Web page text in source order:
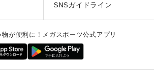
SNSガイドライン
物が便利に！メガスポーツ公式アプリ